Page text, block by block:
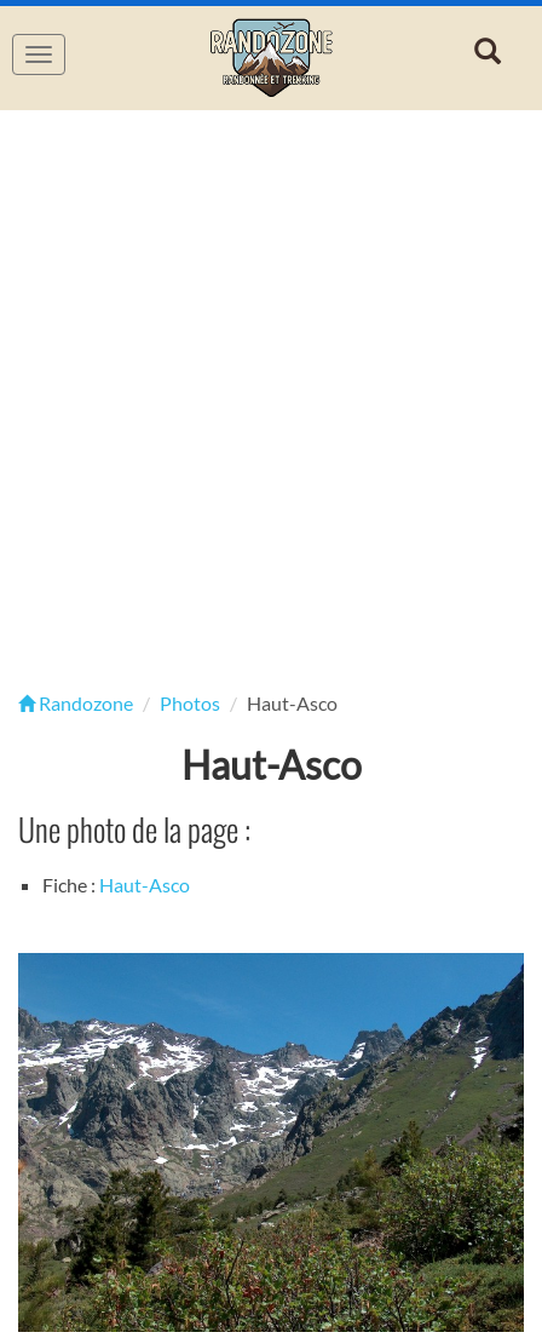
Navigation
Randozone Photos Haut-Asco
Haut-Asco
Une photo de la page :
Fiche : Haut-Asco